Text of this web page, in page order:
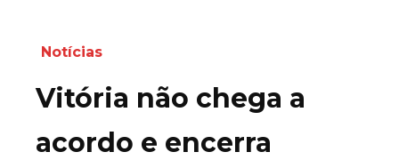
Notícias
Vitória não chega a
acordo e encerra